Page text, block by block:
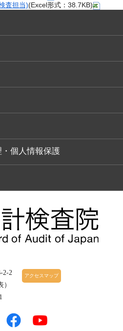
査担当)(Excel形式：38.7KB)
個人情報保護
2-2
アクセスマップ